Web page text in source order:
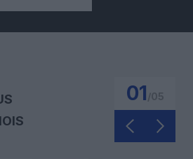
01